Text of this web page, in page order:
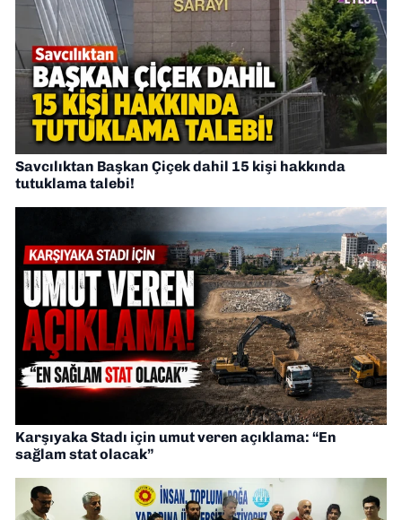
Savcılıktan Başkan Çiçek dahil 15 kişi hakkında
tutuklama talebi!
Karşıyaka Stadı için umut veren açıklama: “En
sağlam stat olacak”